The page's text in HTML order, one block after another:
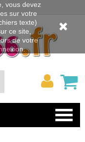
Rechercher
Mon
vous devez
sur votre
texte)
ce site,
de votre